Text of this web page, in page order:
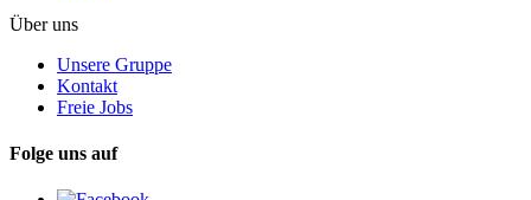
Über uns
Unsere Gruppe
Kontakt
Freie Jobs
Folge uns auf